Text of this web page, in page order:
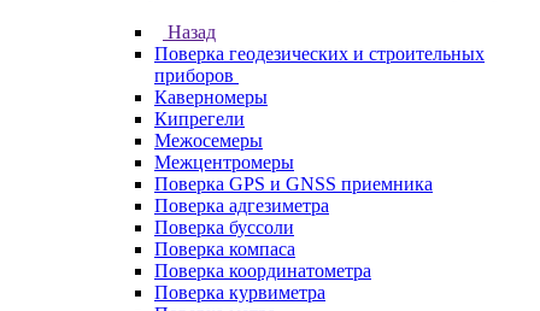
Назад
Поверка геодезических и строительных
приборов
Каверномеры
Кипрегели
Межосемеры
Межцентромеры
Поверка GPS и GNSS приемника
Поверка адгезиметра
Поверка буссоли
Поверка компаса
Поверка координатометра
Поверка курвиметра